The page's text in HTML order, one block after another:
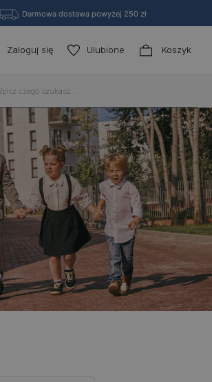
Darmowa dostawa powyżej 250 zł
Zaloguj się Ulubione Koszyk